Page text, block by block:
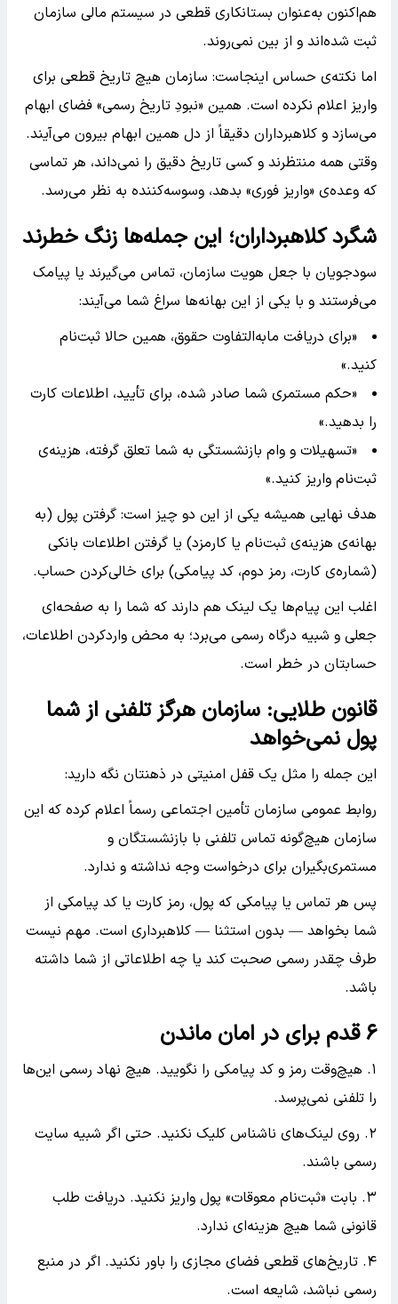
هم‌اکنون به‌عنوان بستانکاری قطعی در سیستم مالی سازمان
ثبت شده‌اند و از بین نمی‌روند.
اما نکته‌ی حساس اینجاست: سازمان هیچ تاریخ قطعی برای
واریز اعلام نکرده است. همین «نبودِ تاریخ رسمی» فضای ابهام
می‌سازد و کلاهبرداران دقیقاً از دل همین ابهام بیرون می‌آیند.
وقتی همه منتظرند و کسی تاریخ دقیق را نمی‌داند، هر تماسی
که وعده‌ی «واریز فوری» بدهد، وسوسه‌کننده به نظر می‌رسد.
شگرد کلاهبرداران؛ این جمله‌ها زنگ خطرند
سودجویان با جعل هویت سازمان، تماس می‌گیرند یا پیامک
می‌فرستند و با یکی از این بهانه‌ها سراغ شما می‌آیند:
«برای دریافت مابه‌التفاوت حقوق، همین حالا ثبت‌نام
کنید.»
«حکم مستمری شما صادر شده، برای تأیید، اطلاعات کارت
را بدهید.»
«تسهیلات و وام بازنشستگی به شما تعلق گرفته، هزینه‌ی
ثبت‌نام واریز کنید.»
هدف نهایی همیشه یکی از این دو چیز است: گرفتن پول (به
بهانه‌ی هزینه‌ی ثبت‌نام یا کارمزد) یا گرفتن اطلاعات بانکی
(شماره‌ی کارت، رمز دوم، کد پیامکی) برای خالی‌کردن حساب.
اغلب این پیام‌ها یک لینک هم دارند که شما را به صفحه‌ای
جعلی و شبیه درگاه رسمی می‌برد؛ به محض واردکردن اطلاعات،
حسابتان در خطر است.
قانون طلایی: سازمان هرگز تلفنی از شما
پول نمی‌خواهد
این جمله را مثل یک قفل امنیتی در ذهنتان نگه دارید:
روابط عمومی سازمان تأمین اجتماعی رسماً اعلام کرده که این
سازمان هیچ‌گونه تماس تلفنی با بازنشستگان و
مستمری‌بگیران برای درخواست وجه نداشته و ندارد.
پس هر تماس یا پیامکی که پول، رمز کارت یا کد پیامکی از
شما بخواهد — بدون استثنا — کلاهبرداری است. مهم نیست
طرف چقدر رسمی صحبت کند یا چه اطلاعاتی از شما داشته
باشد.
۶ قدم برای در امان ماندن
۱. هیچ‌وقت رمز و کد پیامکی را نگویید. هیچ نهاد رسمی این‌ها
را تلفنی نمی‌پرسد.
۲. روی لینک‌های ناشناس کلیک نکنید. حتی اگر شبیه سایت
رسمی باشند.
۳. بابت «ثبت‌نام معوقات» پول واریز نکنید. دریافت طلب
قانونی شما هیچ هزینه‌ای ندارد.
۴. تاریخ‌های قطعی فضای مجازی را باور نکنید. اگر در منبع
رسمی نباشد، شایعه است.